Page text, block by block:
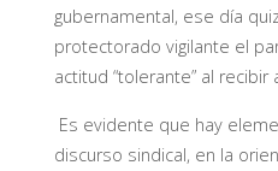
gubernamental, ese día
protectorado vigilante el
actitud “tolerante” al recibir
Es evidente que hay
discurso sindical, en la